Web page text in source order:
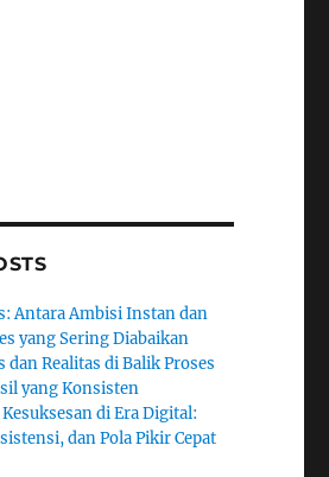
Antara Ambisi Instan dan
yang Sering Diabaikan
dan Realitas di Balik Proses
yang Konsisten
di Era Digital:
dan Pola Pikir Cepat